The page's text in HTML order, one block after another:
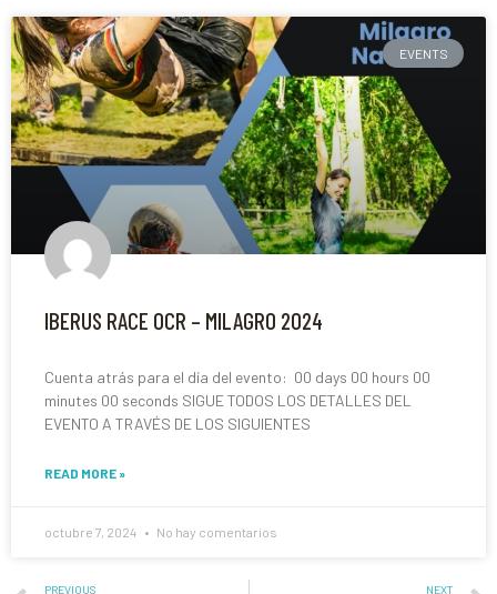
EVENTS
IBERUS RACE OCR – MILAGRO 2024
Cuenta atrás para el día del evento: 00 days 00 hours 00
minutes 00 seconds SIGUE TODOS LOS DETALLES DEL
EVENTO A TRAVÉS DE LOS SIGUIENTES
READ MORE »
octubre 7, 2024 No hay comentarios
PREVIOUS NEXT